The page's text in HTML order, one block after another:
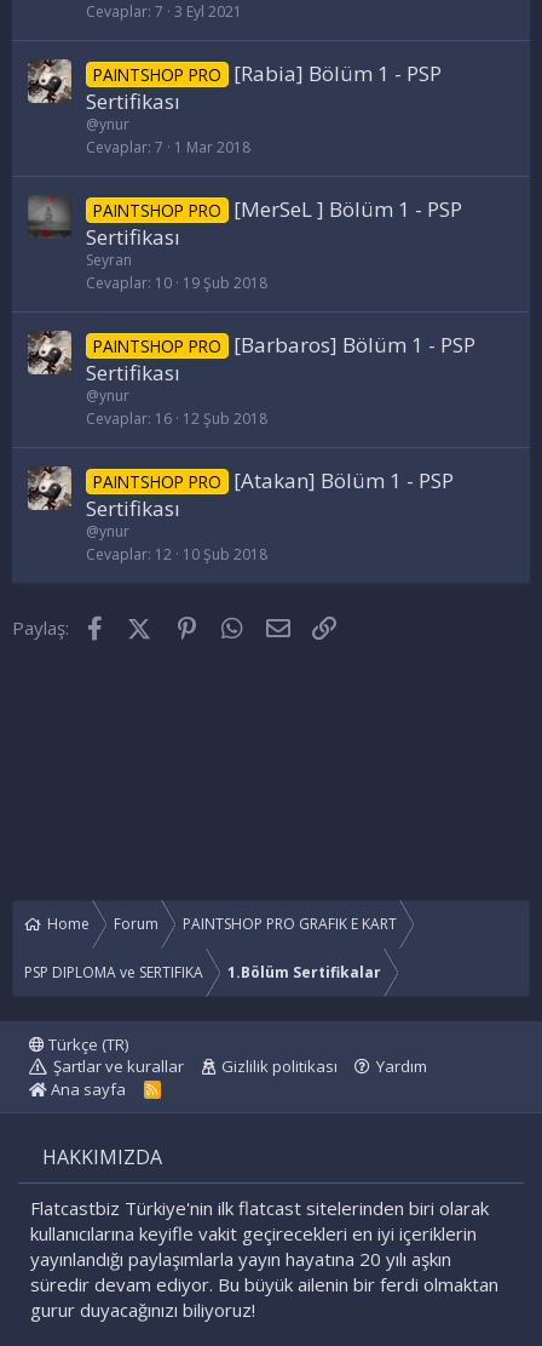
Cevaplar 7 3 Eyl 2021
PAINTSHOP PRO
[Rabia] Bölüm 1 - PSP
Sertifikası
@ynur
Cevaplar 7 1 Mar 2018
PAINTSHOP PRO
[MerSeL ] Bölüm 1 - PSP
Sertifikası
Seyran
Cevaplar 10 19 Şub 2018
PAINTSHOP PRO
[Barbaros] Bölüm 1 - PSP
Sertifikası
@ynur
Cevaplar 16 12 Şub 2018
PAINTSHOP PRO
[Atakan] Bölüm 1 - PSP
Sertifikası
@ynur
Cevaplar 12 10 Şub 2018
Paylaş: FacebookX (Twitter)PinterestWhatsApp
E-posta
Home Forum PAINTSHOP PRO GRAFIK E KART
PSP DIPLOMA ve SERTIFIKA 1.Bölüm Sertifikalar
Türkçe (TR)
Şartlar ve kurallar
Gizlilik politikası
Yardım
Ana sayfa
R
HAKKIMIZDA
Flatcastbiz Türkiye'nin ilk flatcast sitelerinden biri olarak
kullanıcılarına keyifle vakit geçirecekleri en iyi içeriklerin
yayınlandığı paylaşımlarla yayın hayatına 20 yılı aşkın
süredir devam ediyor. Bu büyük ailenin bir ferdi olmaktan
gurur duyacağınızı biliyoruz!